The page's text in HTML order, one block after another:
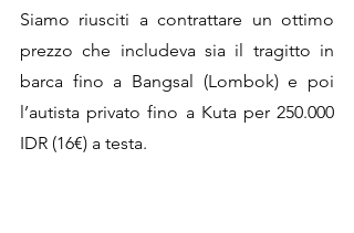
Siamo riusciti a contrattare un ottimo
prezzo che includeva sia il tragitto in
barca fino a Bangsal (Lombok) e poi
l’autista privato fino a Kuta per 250.000
IDR (16€) a testa.